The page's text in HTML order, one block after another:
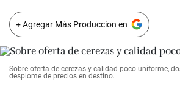
+ Agregar Más Produccion en
Sobre oferta de cerezas y calidad poco uniforme,
desplome de precios en destino.